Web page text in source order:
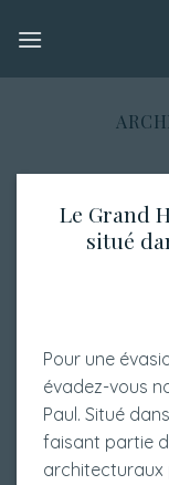
Le Grand
situé
Pour une
évadez-vous
Paul. Situé
faisant partie
architecturaux